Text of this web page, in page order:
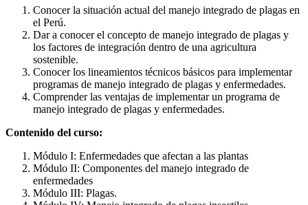
Conocer la situación actual del manejo integrado de plagas en
el Perú.
Dar a conocer el concepto de manejo integrado de plagas y
los factores de integración dentro de una agricultura
sostenible.
Conocer los lineamientos técnicos básicos para implementar
programas de manejo integrado de plagas y enfermedades.
Comprender las ventajas de implementar un programa de
manejo integrado de plagas y enfermedades.
Contenido del curso:
Módulo I: Enfermedades que afectan a las plantas
Módulo II: Componentes del manejo integrado de
enfermedades
Módulo III: Plagas.